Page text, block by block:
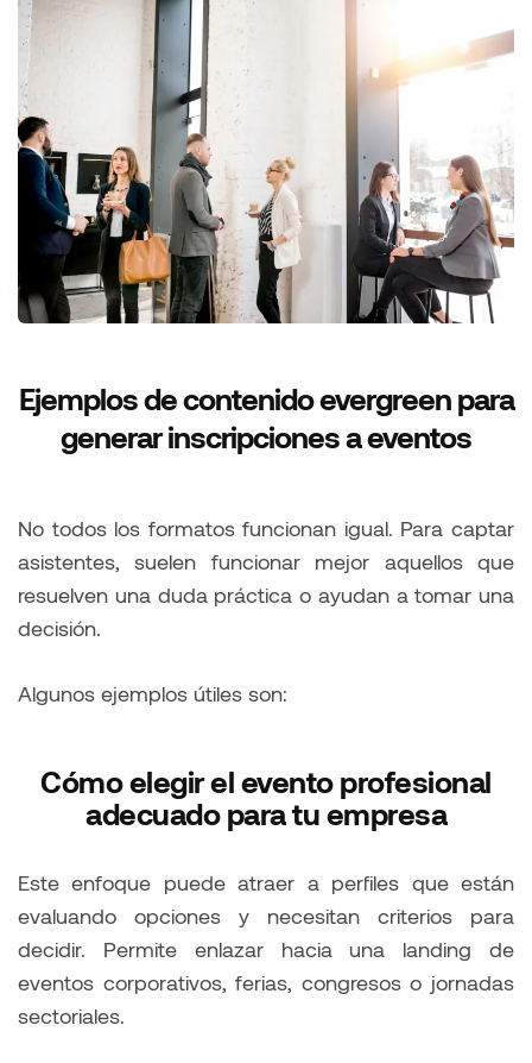
Ejemplos de contenido evergreen para
generar inscripciones a eventos
No todos los formatos funcionan igual. Para captar
asistentes, suelen funcionar mejor aquellos que
resuelven una duda práctica o ayudan a tomar una
decisión.
Algunos ejemplos útiles son:
Cómo elegir el evento profesional
adecuado para tu empresa
Este enfoque puede atraer a perfiles que están
evaluando opciones y necesitan criterios para
decidir. Permite enlazar hacia una landing de
eventos corporativos, ferias, congresos o jornadas
sectoriales.